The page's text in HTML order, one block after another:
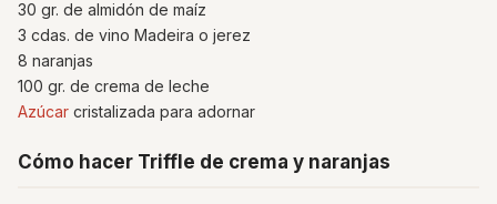
30 gr. de almidón de maíz
3 cdas. de vino Madeira o jerez
8 naranjas
100 gr. de crema de leche
Azúcar cristalizada para adornar
Cómo hacer Triffle de crema y naranjas